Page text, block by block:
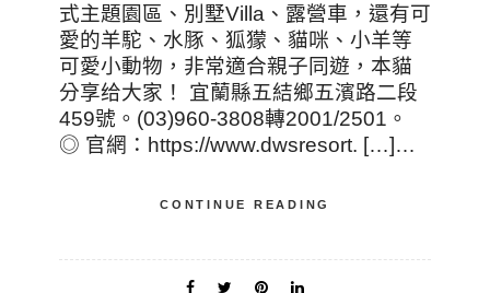
式主題園區、別墅Villa、露營車，還有可
愛的羊駝、水豚、狐獴、貓咪、小羊等
可愛小動物，非常適合親子同遊，本貓
分享给大家！ 宜蘭縣五結鄉五濱路二段
459號。(03)960-3808轉2001/2501。
◎ 官網：https://www.dwsresort. […]…
CONTINUE READING